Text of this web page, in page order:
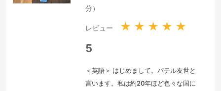
ラ
邦
分）
レビュー ★ ★ ★ ★ ★
5
＜英語＞ はじめまして。パテル友世と
言います。私は約20年ほど色々な国に